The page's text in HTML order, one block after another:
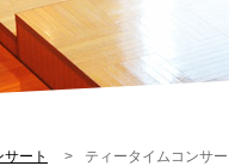
ート ティータイムコンサ